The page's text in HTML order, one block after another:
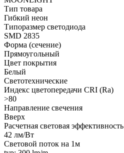
Тип товара
Гибкий неон
Типоразмер светодиода
SMD 2835
Форма (сечение)
Прямоугольный
Цвет покрытия
Белый
Светотехнические
Индекс цветопередачи CRI (Ra)
>80
Направление свечения
Вверх
Расчетная световая эффективность
42 лм/Вт
Световой поток на 1м